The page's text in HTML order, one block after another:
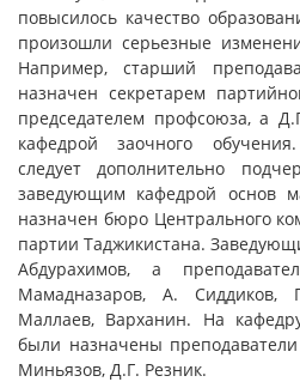
повысилось качество
произошли серьезные
Например, старший
назначен секретарем
председателем профсоюза, а
кафедрой заочного
следует дополнительно
заведующим кафедрой основ
назначен бюро Центрального
партии Таджикистана.
Абдурахимов, а
Мамадназаров, А.
Маллаев, Варханин. На
были назначены
Миньязов, Д.Г. Резник.